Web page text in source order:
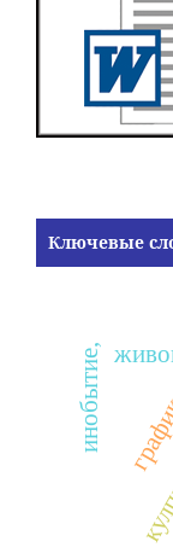
Ключевые
инобытие,